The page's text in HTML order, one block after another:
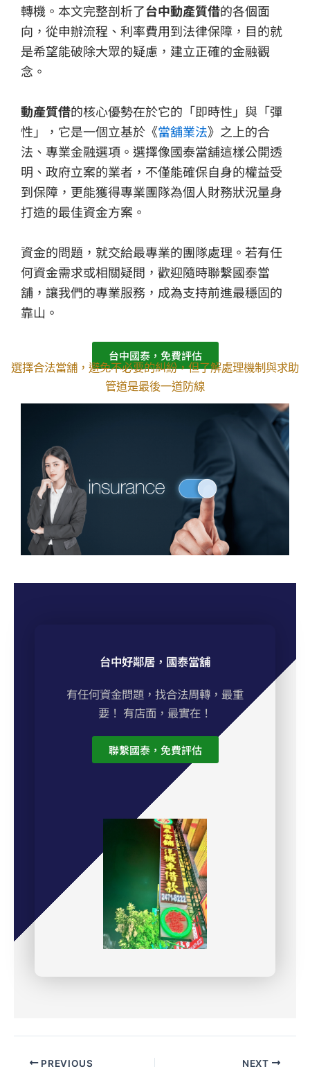
轉機。本文完整剖析了台中動產質借的各個面
向，從申辦流程、利率費用到法律保障，目的就
是希望能破除大眾的疑慮，建立正確的金融觀
念。
動產質借的核心優勢在於它的「即時性」與「彈
性」，它是一個立基於《當舖業法》之上的合
法、專業金融選項。選擇像國泰當舖這樣公開透
明、政府立案的業者，不僅能確保自身的權益受
到保障，更能獲得專業團隊為個人財務狀況量身
打造的最佳資金方案。
資金的問題，就交給最專業的團隊處理。若有任
何資金需求或相關疑問，歡迎隨時聯繫國泰當
舖，讓我們的專業服務，成為支持前進最穩固的
靠山。
台中國泰，免費評估
台中好鄰居，國泰當舖
有任何資金問題，找合法周轉，最重
要！ 有店面，最實在！
聯繫國泰，免費評估
PREVIOUS NEXT
選擇合法當舖，避免不必要的糾紛，但了解處理機制與求助
管道是最後一道防線